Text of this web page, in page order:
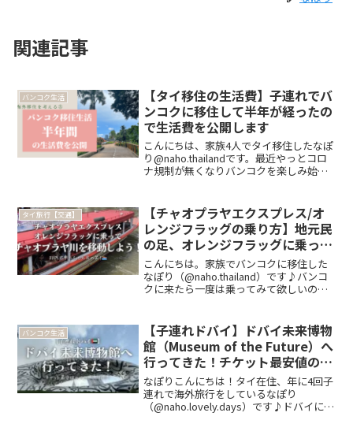
関連記事
バンコク生活
【タイ移住の生活費】子連れでバ
ンコクに移住して半年が経ったの
で生活費を公開します
こんにちは、家族4人でタイ移住したなぽ
り@naho.thailandです。最近やっとコロ
ナ規制が無くなりバンコクを楽しみ始め
半年たった後の、タイ移住、丸1年間の生
活費に...
タイ旅行【交通】
【チャオプラヤエクスプレス/オ
レンジフラッグの乗り方】地元民
の足、オレンジフラッグに乗って
チャオプラヤ川を移動しよう！
こんにちは。家族でバンコクに移住した
なぽり（@naho.thailand）です♪バンコ
クに来たら一度は乗ってみて欲しいの
ビティとしても楽しい、タイらしい移動
手段です。チ...
バンコク生活
【子連れドバイ】ドバイ未来博物
館（Museum of the Future）へ
行ってきた！チケット最安値のサ
イトもご紹介！
なぽりこんにちは！タイ在住、年に4回子
連れで海外旅行をしているなぽり
（@naho.lovely.days）です♪ドバイに